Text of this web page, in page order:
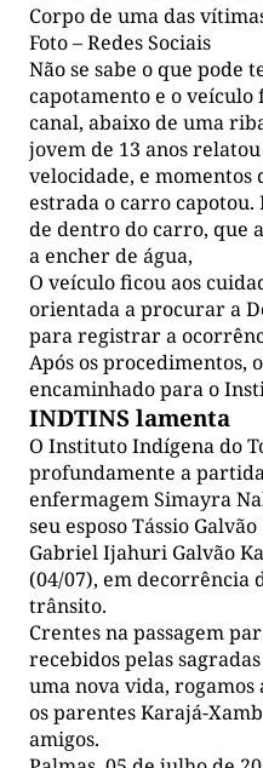
Corpo de uma das
Foto – Redes Sociais
Não se sabe o que pode
capotamento e o
canal, abaixo de uma
jovem de 13 anos
velocidade, e momentos
estrada o carro
de dentro do carro, que
a encher de água,
O veículo ficou aos
orientada a procurar a
para registrar a
Após os procedimentos,
encaminhado para o
INDTINS lamenta
O Instituto Indígena do
profundamente a
enfermagem Simayra
seu esposo Tássio
Gabriel Ijahuri Galvão
(04/07), em decorrência
trânsito.
Crentes na passagem
recebidos pelas
uma nova vida,
os parentes Karajá-
amigos.